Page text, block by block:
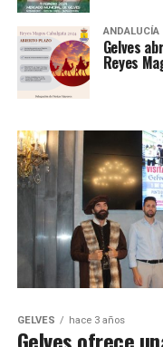
ANDALUCÍA
Gelves
Reyes
GELVES hace 3 años
Gelves ofrece